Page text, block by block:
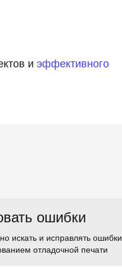
и эффективного
ошибки
искать и исправлять ошибки
отладочной печати